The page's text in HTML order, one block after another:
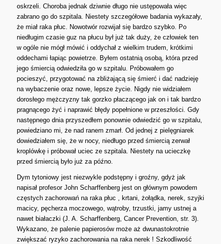
oskrzeli. Choroba jednak dziwnie długo nie ustępowała więc
zabrano go do szpitala. Niestety szczegółowe badania wykazały,
że miał raka płuc. Nowotwór rozwijał się bardzo szybko. Po
niedługim czasie guz na płucu był już tak duży, że człowiek ten
w ogóle nie mógł mówić i oddychał z wielkim trudem, krótkimi
oddechami łapiąc powietrze. Byłem ostatnią osobą, która przed
jego śmiercią odwiedziła go w szpitalu. Próbowałem go
pocieszyć, przygotować na zbliżającą się śmierć i dać nadzieję
na wybaczenie oraz nowe, lepsze życie. Nigdy nie widziałem
dorosłego mężczyzny tak gorzko płaczącego jak on i tak bardzo
pragnącego żyć i naprawić błędy popełnione w przeszłości. Gdy
następnego dnia przyszedłem ponownie odwiedzić go w szpitalu,
powiedziano mi, że nad ranem zmarł. Od jednej z pielęgniarek
dowiedziałem się, że w nocy, niedługo przed śmiercią zerwał
kroplówkę i próbował uciec ze szpitala. Niestety na ucieczkę
przed śmiercią było już za późno.
Dym tytoniowy jest niezwykle podstępny i groźny, gdyż jak
napisał profesor John Scharffenberg jest on głównym powodem
częstych zachorowań na raka płuc , krtani, żołądka, nerek, szyjki
macicy, pęcherza moczowego, wątroby, trzustki, jamy ustnej a
nawet białaczki (J. A. Scharffenberg, Cancer Prevention, str. 3).
Wykazano, że palenie papierosów może aż dwunastokrotnie
zwiększać ryzyko zachorowania na raka nerek ! Szkodliwość